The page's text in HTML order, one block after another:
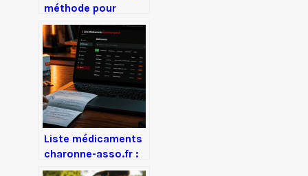
méthode pour
retrouver une peau
lumineuse sans
agents chimiques
Liste médicaments
charonne-asso.fr :
4 étapes pour